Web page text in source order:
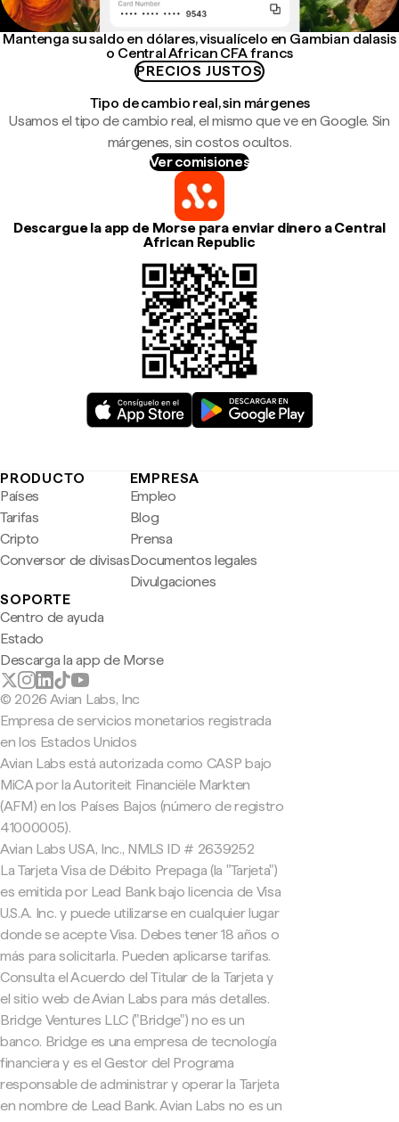
Mantenga su saldo en dólares, visualícelo en Gambian dalasis
o Central African CFA francs
PRECIOS JUSTOS
Tipo de cambio real, sin márgenes
Usamos el tipo de cambio real, el mismo que ve en Google. Sin
márgenes, sin costos ocultos.
Ver comisiones
Descargue la app de Morse para enviar dinero a Central
African Republic
PRODUCTO
Países
Tarifas
Cripto
Conversor de divisas
EMPRESA
Empleo
Blog
Prensa
Documentos legales
Divulgaciones
SOPORTE
Centro de ayuda
Estado
Descarga la app de Morse
© 2026 Avian Labs, Inc
Empresa de servicios monetarios registrada
en los Estados Unidos
Avian Labs está autorizada como CASP bajo
MiCA por la Autoriteit Financiële Markten
(AFM) en los Países Bajos (número de registro
41000005).
Avian Labs USA, Inc., NMLS ID # 2639252
La Tarjeta Visa de Débito Prepaga (la "Tarjeta")
es emitida por Lead Bank bajo licencia de Visa
U.S.A. Inc. y puede utilizarse en cualquier lugar
donde se acepte Visa. Debes tener 18 años o
más para solicitarla. Pueden aplicarse tarifas.
Consulta el Acuerdo del Titular de la Tarjeta y
el sitio web de Avian Labs para más detalles.
Bridge Ventures LLC ("Bridge") no es un
banco. Bridge es una empresa de tecnología
financiera y es el Gestor del Programa
responsable de administrar y operar la Tarjeta
en nombre de Lead Bank. Avian Labs no es un